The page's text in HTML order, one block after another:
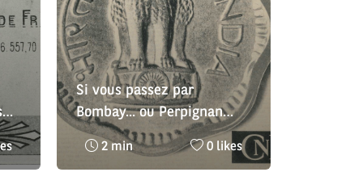
Si vous passez par
Bombay... ou Perpignan
vous trouverez le CNEP
Temps
2 min
Nombre
0 likes